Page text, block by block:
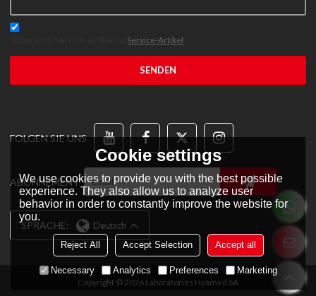
Service-Artikel
SENDEN
FOLGEN SIE UNS
ABONNEMENT
SPRACHE: Deutsch
Copyright © 2026 Laboratories Hyamed SA
Cookie settings
We use cookies to provide you with the best possible
experience. They also allow us to analyze user
behavior in order to constantly improve the website for
you.
Reject All Accept Selection Accept all
Necessary Analytics Preferences Marketing